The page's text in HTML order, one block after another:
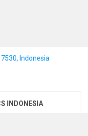
Indonesia
INDONESIA